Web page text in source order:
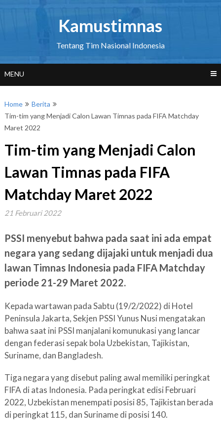
Kamustimnas
Tentang Tim Nasional Indonesia
MENU
Home
Berita
Tim-tim yang Menjadi Calon Lawan Timnas pada FIFA Matchday
Maret 2022
Tim-tim yang Menjadi Calon
Lawan Timnas pada FIFA
Matchday Maret 2022
21 Februari 2022
PSSI menyebut bahwa pada saat ini ada empat
negara yang sedang dijajaki untuk menjadi dua
lawan Timnas Indonesia pada FIFA Matchday
periode 21-29 Maret 2022.
Kepada wartawan pada Sabtu (19/2/2022) di Hotel
Peninsula Jakarta, Sekjen PSSI Yunus Nusi mengatakan
bahwa saat ini PSSI manjalani komunukasi yang lancar
dengan federasi sepak bola Uzbekistan, Tajikistan,
Suriname, dan Bangladesh.
Tiga negara yang disebut paling awal memiliki peringkat
FIFA di atas Indonesia. Pada peringkat edisi Februari
2022, Uzbekistan menempati posisi 85, Tajikistan berada
di peringkat 115, dan Suriname di posisi 140.